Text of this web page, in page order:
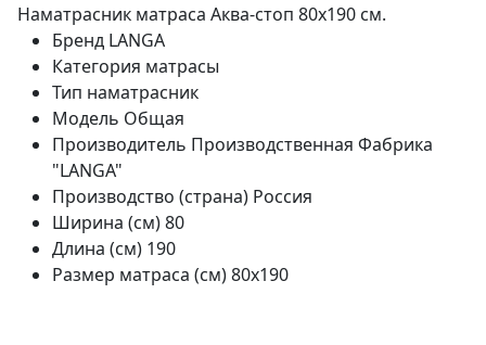
Наматрасник матраса Аква-стоп 80х190 см.
Бренд LANGA
Категория матрасы
Тип наматрасник
Модель Общая
Производитель Производственная Фабрика
"LANGA"
Производство (страна) Россия
Ширина (см)80
Длина (см) 190
Размер матраса (см)80х190